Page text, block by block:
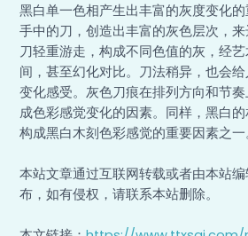
黑白单一色相产生出丰富的灰度变化
手中的刀，创造出丰富的灰色层次，
刀轻重游走，构成不同色值的灰，经
间，甚至幻化对比。刀法稍异，也会
变化感受。灰色刀痕在排列方向和节
成色彩感觉变化的因素。同样，黑白
构成黑白木刻色彩感觉的重要因素之一
本站文章通过互联网转载或者由本站
布，如有侵权，请联系本站删除。